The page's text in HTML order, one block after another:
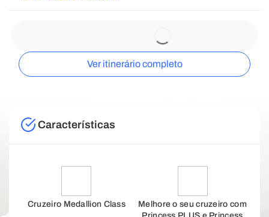
Ver itinerário completo
Características
Cruzeiro Medallion Class
Melhore o seu cruzeiro com